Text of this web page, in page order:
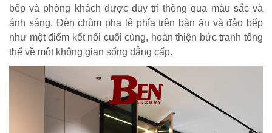
bếp và phòng khách được duy trì thông qua màu sắc và
ánh sáng. Đèn chùm pha lê phía trên bàn ăn và đảo bếp
như một điểm kết nối cuối cùng, hoàn thiện bức tranh tổng
thể về một không gian sống đẳng cấp.